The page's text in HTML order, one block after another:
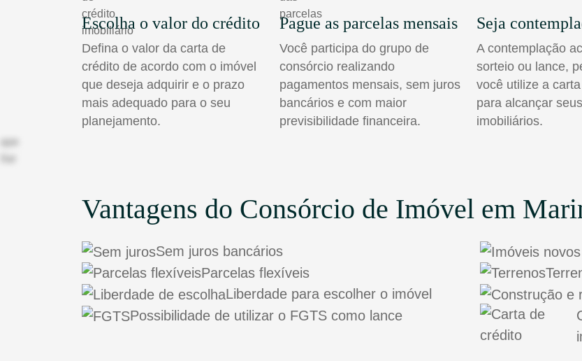
Escolha o valor do crédito
Defina o valor da carta de
crédito de acordo com o imóvel
que deseja adquirir e o prazo
mais adequado para o seu
planejamento.
Pague as parcelas mensais
Você participa do grupo de
consórcio realizando
pagamentos mensais, sem juros
bancários e com maior
previsibilidade financeira.
Seja
A contemplação
sorteio ou lance,
você utilize a
para alcançar
imobiliários.
Vantagens do Consórcio de Imóvel em
Sem juros bancários
Parcelas flexíveis
Liberdade para escolher o imóvel
Possibilidade de utilizar o FGTS como lance